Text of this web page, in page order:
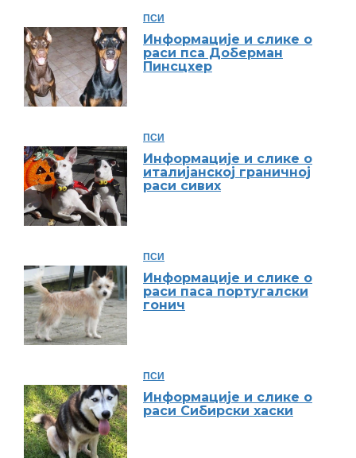
ПСИ
Информације и слике о
раси пса Доберман
Пинсцхер
ПСИ
Информације и слике о
италијанској граничној
раси сивих
ПСИ
Информације и слике о
раси паса португалски
гонич
ПСИ
Информације и слике о
раси Сибирски хаски